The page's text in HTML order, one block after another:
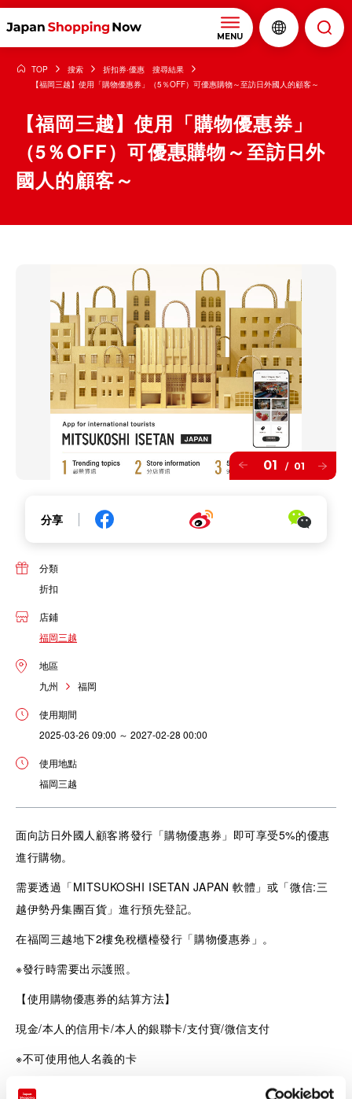
MENU
TOP 搜索
折扣券·優惠 搜尋結果
【福岡三越】使用「購物優惠券」（5％OFF）可優惠購物～至訪日外國人的顧客～
【福岡三越】使用「購物優惠券」
（5％OFF）可優惠購物～至訪日外
國人的顧客～
01 / 01
分享
分類
折扣
店鋪
福岡三越
地區
九州
福岡
使用期間
2025-03-26 09:00 ～ 2027-02-28 00:00
使用地點
福岡三越
面向訪日外國人顧客將發行「購物優惠券」即可享受5%的優惠
進行購物。
需要透過「MITSUKOSHI ISETAN JAPAN 軟體」或「微信:三
越伊勢丹集團百貨」進行預先登記。
在福岡三越地下2樓免稅櫃檯發行「購物優惠券」。
※發行時需要出示護照。
【使用購物優惠券的結算方法】
現金/本人的信用卡/本人的銀聯卡/支付寶/微信支付
※不可使用他人名義的卡
※購物優惠券僅限本人使用。不可轉讓其他人使用。